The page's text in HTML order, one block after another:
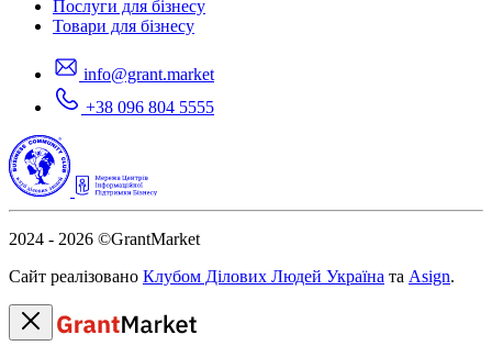
Послуги для бізнесу
Товари для бізнесу
info@grant.market
+38 096 804 5555
2024 - 2026 ©GrantMarket
Сайт реалізовано Клубом Ділових Людей Україна та Asign.